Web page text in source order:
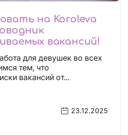
на Koroleva
вакансий!
для девушек во всех
тем, что
вакансий от...
23.12.2025